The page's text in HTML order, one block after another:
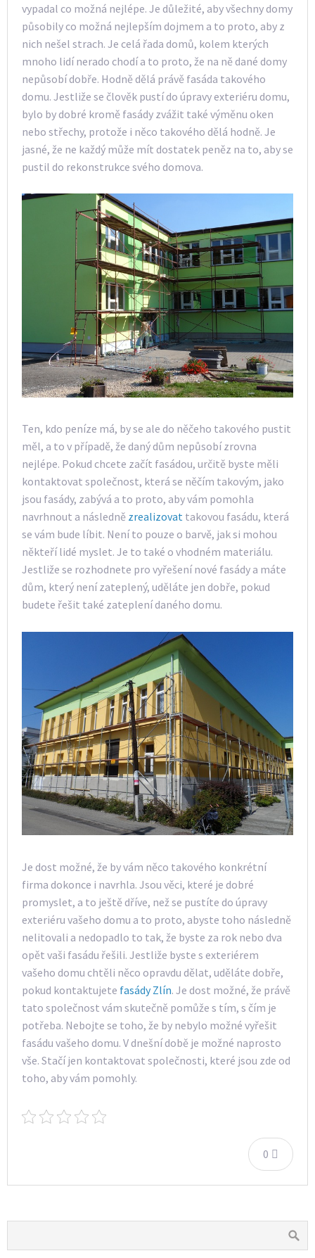
vypadal co možná nejlépe. Je důležité, aby všechny domy
působily co možná nejlepším dojmem a to proto, aby z
nich nešel strach. Je celá řada domů, kolem kterých
mnoho lidí nerado chodí a to proto, že na ně dané domy
nepůsobí dobře. Hodně dělá právě fasáda takového
domu. Jestliže se člověk pustí do úpravy exteriéru domu,
bylo by dobré kromě fasády zvážit také výměnu oken
nebo střechy, protože i něco takového dělá hodně. Je
jasné, že ne každý může mít dostatek peněz na to, aby se
pustil do rekonstrukce svého domova.
Ten, kdo peníze má, by se ale do něčeho takového pustit
měl, a to v případě, že daný dům nepůsobí zrovna
nejlépe. Pokud chcete začít fasádou, určitě byste měli
kontaktovat společnost, která se něčím takovým, jako
jsou fasády, zabývá a to proto, aby vám pomohla
navrhnout a následně zrealizovat takovou fasádu, která
se vám bude líbit. Není to pouze o barvě, jak si mohou
někteří lidé myslet. Je to také o vhodném materiálu.
Jestliže se rozhodnete pro vyřešení nové fasády a máte
dům, který není zateplený, uděláte jen dobře, pokud
budete řešit také zateplení daného domu.
Je dost možné, že by vám něco takového konkrétní
firma dokonce i navrhla. Jsou věci, které je dobré
promyslet, a to ještě dříve, než se pustíte do úpravy
exteriéru vašeho domu a to proto, abyste toho následně
nelitovali a nedopadlo to tak, že byste za rok nebo dva
opět vaši fasádu řešili. Jestliže byste s exteriérem
vašeho domu chtěli něco opravdu dělat, uděláte dobře,
pokud kontaktujete fasády Zlín. Je dost možné, že právě
tato společnost vám skutečně pomůže s tím, s čím je
potřeba. Nebojte se toho, že by nebylo možné vyřešit
fasádu vašeho domu. V dnešní době je možné naprosto
vše. Stačí jen kontaktovat společnosti, které jsou zde od
toho, aby vám pomohly.
0